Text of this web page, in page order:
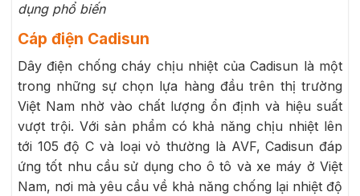
dụng phổ biến
Cáp điện Cadisun
Dây điện chống cháy chịu nhiệt của Cadisun là một
trong những sự chọn lựa hàng đầu trên thị trường
Việt Nam nhờ vào chất lượng ổn định và hiệu suất
vượt trội. Với sản phẩm có khả năng chịu nhiệt lên
tới 105 độ C và loại vỏ thường là AVF, Cadisun đáp
ứng tốt nhu cầu sử dụng cho ô tô và xe máy ở Việt
Nam, nơi mà yêu cầu về khả năng chống lại nhiệt độ